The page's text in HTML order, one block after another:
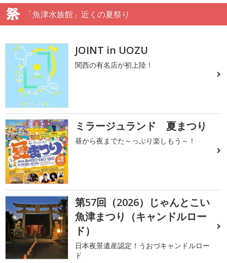
「魚津水族館」近くの夏祭り
JOINT in UOZU
関西の有名店が初上陸！
ミラージュランド 夏まつり
昼から夜までた～っぷり楽しもう～！
第57回（2026）じゃんとこい
魚津まつり（キャンドルロー
ド）
日本夜景遺産認定！うおづキャンドルロー
ド